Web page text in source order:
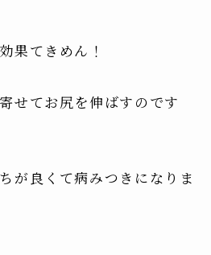
果てきめん！
せてお尻を伸ばすのです
が良くて病みつきになりま